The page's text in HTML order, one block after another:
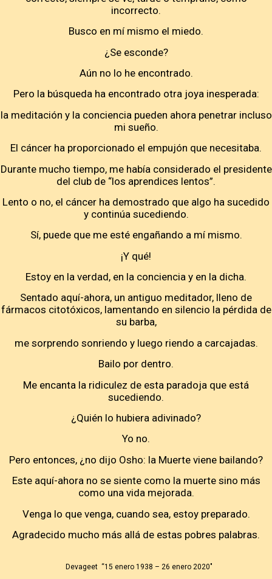
incorrecto.
Busco en mí mismo el miedo.
¿Se esconde?
Aún no lo he encontrado.
Pero la búsqueda ha encontrado otra joya inesperada:
la meditación y la conciencia pueden ahora penetrar incluso
mi sueño.
El cáncer ha proporcionado el empujón que necesitaba.
Durante mucho tiempo, me había considerado el presidente
del club de “los aprendices lentos”.
Lento o no, el cáncer ha demostrado que algo ha sucedido
y continúa sucediendo.
Sí, puede que me esté engañando a mí mismo.
¡Y qué!
Estoy en la verdad, en la conciencia y en la dicha.
Sentado aquí-ahora, un antiguo meditador, lleno de
fármacos citotóxicos, lamentando en silencio la pérdida de
su barba,
me sorprendo sonriendo y luego riendo a carcajadas.
Bailo por dentro.
Me encanta la ridiculez de esta paradoja que está
sucediendo.
¿Quién lo hubiera adivinado?
Yo no.
Pero entonces, ¿no dijo Osho: la Muerte viene bailando?
Este aquí-ahora no se siente como la muerte sino más
como una vida mejorada.
Venga lo que venga, cuando sea, estoy preparado.
Agradecido mucho más allá de estas pobres palabras.
Devageet “15 enero 1938 – 26 enero 2020″